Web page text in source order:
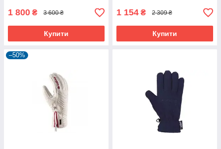
1 800 ₴ 3 600 ₴
Купити
1 154 ₴ 2 309 ₴
Купити
–50%